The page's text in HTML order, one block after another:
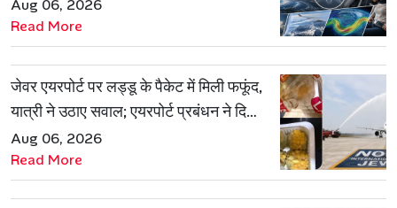
Aug 06, 2026
Read More
जेवर एयरपोर्ट पर लड्डू के पैकेट में मिली फफूंद,
यात्री ने उठाए सवाल; एयरपोर्ट प्रबंधन ने दिया
जवाब
Aug 06, 2026
Read More